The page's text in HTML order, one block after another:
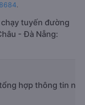
.
tuyến đường
- Đà Nẵng:
hợp thông tin